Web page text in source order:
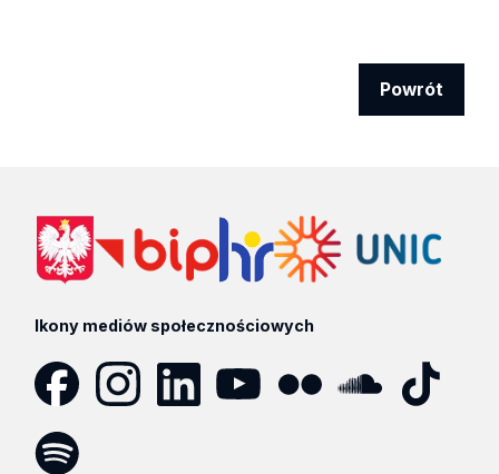
Powrót
Ikony mediów społecznościowych